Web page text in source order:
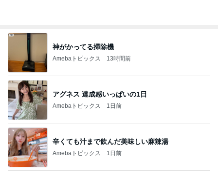
三分されていた街の中心になった駅